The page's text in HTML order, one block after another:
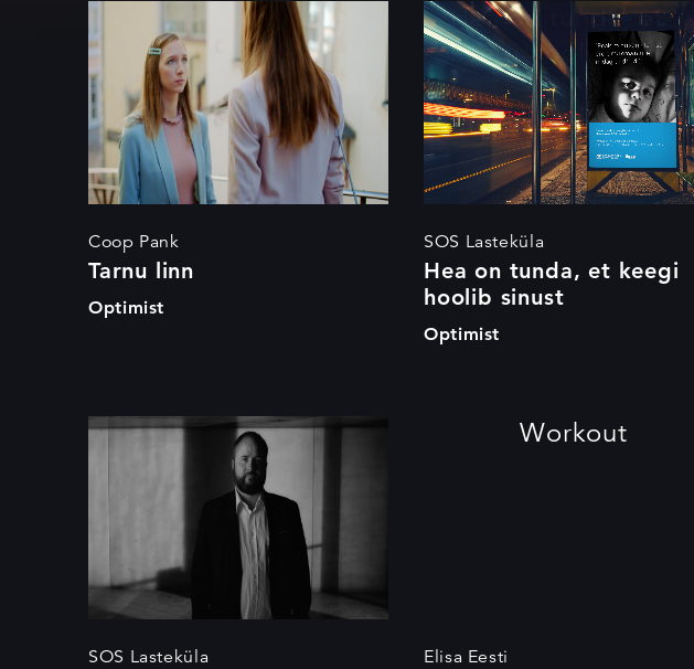
Tarnu linn
Coop Pank
Tarnu linn
Optimist
Hea on tunda, et
keegi hoolib sinust
SOS Lasteküla
Hea on tunda, et keegi
hoolib sinust
Optimist
Hea on tunda, et
keegi hoolib sinust
SOS Lasteküla
Workout
Elisa Eesti